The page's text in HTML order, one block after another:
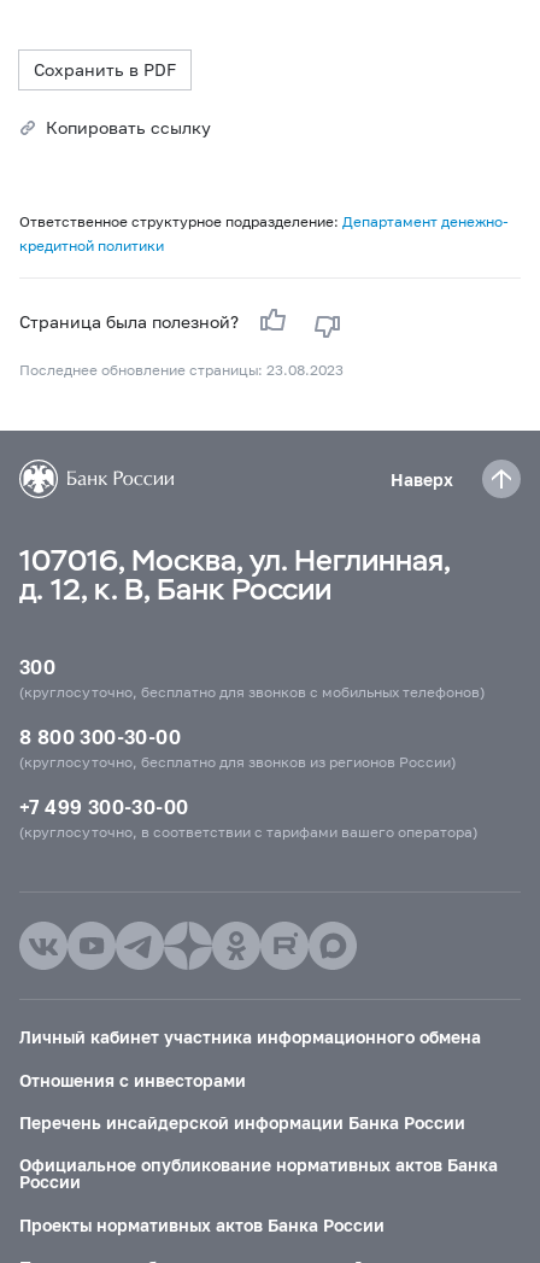
Сохранить в PDF
Копировать ссылку
Ответственное структурное подразделение: Департамент денежно-
кредитной политики
Страница была полезной?
Последнее обновление страницы: 23.08.2023
Наверх
107016, Москва, ул. Неглинная,
д. 12, к. В, Банк России
300
(круглосуточно, бесплатно для звонков с мобильных телефонов)
8 800 300-30-00
(круглосуточно, бесплатно для звонков из регионов России)
+7 499 300-30-00
(круглосуточно, в соответствии с тарифами вашего оператора)
Личный кабинет участника информационного обмена
Отношения с инвесторами
Перечень инсайдерской информации Банка России
Официальное опубликование нормативных актов Банка
России
Проекты нормативных актов Банка России